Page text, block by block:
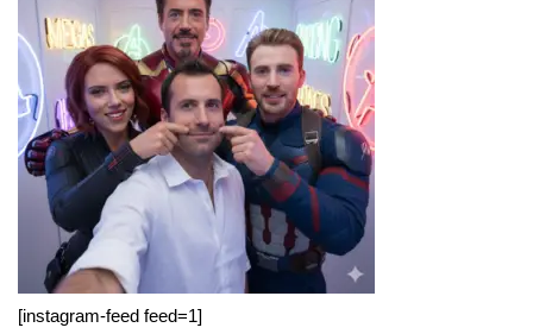
[instagram-feed feed=1]